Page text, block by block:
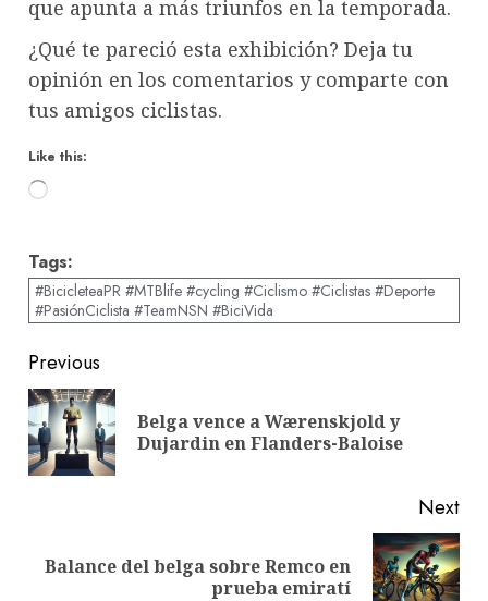
que apunta a más triunfos en la temporada.
¿Qué te pareció esta exhibición? Deja tu
opinión en los comentarios y comparte con
tus amigos ciclistas.
Like this:
Loading…
Tags:
#BicicleteaPR #MTBlife #cycling #Ciclismo #Ciclistas #Deporte
#PasiónCiclista #TeamNSN #BiciVida
Post
navigation
Previous
Belga vence a Wærenskjold y
Dujardin en Flanders-Baloise
Next
Next
Balance del belga sobre Remco en
prueba emiratí